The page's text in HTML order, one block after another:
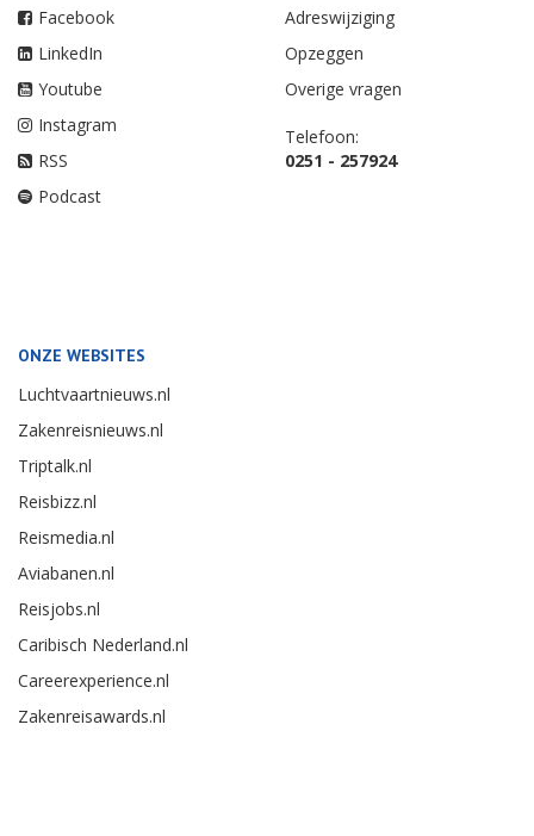
Facebook
LinkedIn
Youtube
Instagram
RSS
Podcast
Adreswijziging
Opzeggen
Overige vragen
Telefoon:
0251 - 257924
ONZE WEBSITES
Luchtvaartnieuws.nl
Zakenreisnieuws.nl
Triptalk.nl
Reisbizz.nl
Reismedia.nl
Aviabanen.nl
Reisjobs.nl
Caribisch Nederland.nl
Careerexperience.nl
Zakenreisawards.nl